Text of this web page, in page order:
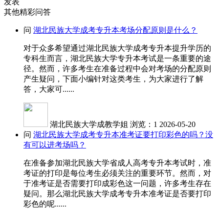
发表
其他精彩问答
问 湖北民族大学成考专升本考场分配原则是什么？
对于众多希望通过湖北民族大学成考专升本提升学历的
专科生而言，湖北民族大学专升本考试是一条重要的途
径。然而，许多考生在准备过程中会对考场的分配原则
产生疑问，下面小编针对这类考生，为大家进行了解
答，大家可......
湖北民族大学成教学姐 浏览：1 2026-05-20
问 湖北民族大学成考专升本准考证要打印彩色的吗？没
有可以进考场吗？
在准备参加湖北民族大学省成人高考专升本考试时，准
考证的打印是每位考生必须关注的重要环节。然而，对
于准考证是否需要打印成彩色这一问题，许多考生存在
疑问。那么湖北民族大学成考专升本准考证是否要打印
彩色的呢......